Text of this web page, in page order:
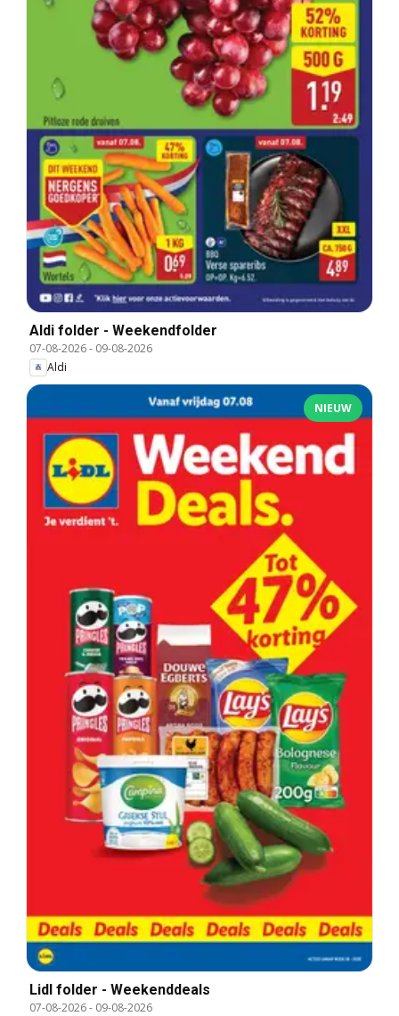
Aldi folder - Weekendfolder
07-08-2026- 09-08-2026
Aldi
NIEUW
Lidl folder - Weekenddeals
07-08-2026- 09-08-2026